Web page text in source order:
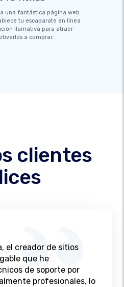
una fantástica página web
tu escaparate en línea
llamativa para atraer
a comprar.
clientes
el creador de sitios
que he
de soporte por
profesionales, lo